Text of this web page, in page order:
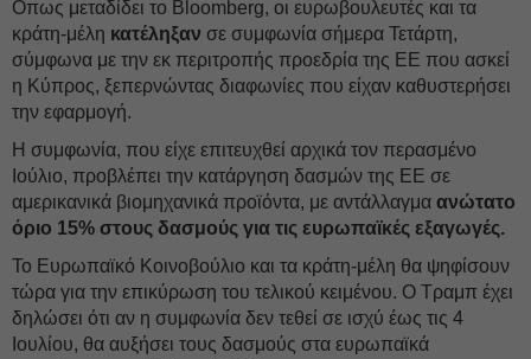
Οπως μεταδίδει το Bloomberg, οι ευρωβουλευτές και τα
κράτη-μέλη κατέληξαν σε συμφωνία σήμερα Τετάρτη,
σύμφωνα με την εκ περιτροπής προεδρία της ΕΕ που ασκεί
η Κύπρος, ξεπερνώντας διαφωνίες που είχαν καθυστερήσει
την εφαρμογή.
Η συμφωνία, που είχε επιτευχθεί αρχικά τον περασμένο
Ιούλιο, προβλέπει την κατάργηση δασμών της ΕΕ σε
αμερικανικά βιομηχανικά προϊόντα, με αντάλλαγμα ανώτατο
όριο 15% στους δασμούς για τις ευρωπαϊκές εξαγωγές.
Το Ευρωπαϊκό Κοινοβούλιο και τα κράτη-μέλη θα ψηφίσουν
τώρα για την επικύρωση του τελικού κειμένου. Ο Τραμπ έχει
δηλώσει ότι αν η συμφωνία δεν τεθεί σε ισχύ έως τις 4
Ιουλίου, θα αυξήσει τους δασμούς στα ευρωπαϊκά